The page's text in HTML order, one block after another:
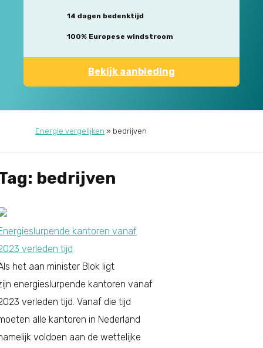
14 dagen bedenktijd
100% Europese windstroom
Bekijk aanbieding
Energie vergelijken » bedrijven
bedrijven
kantoren vanaf
verleden tijd
het aan minister Blok ligt
energieslurpende kantoren vanaf
verleden tijd. Vanaf die tijd
alle kantoren in Nederland
voldoen aan de wettelijke